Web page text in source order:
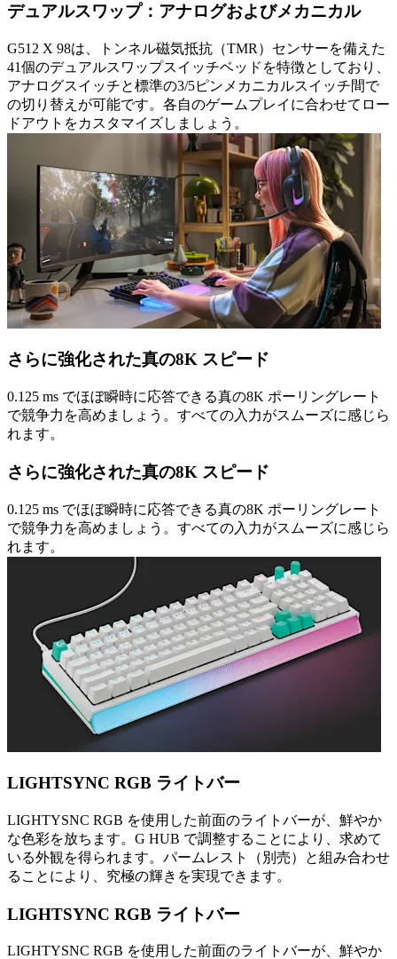
デュアルスワップ：アナログおよびメカニカル
G512 X 98は、トンネル磁気抵抗（TMR）センサーを備えた
41個のデュアルスワップスイッチベッドを特徴としており、
アナログスイッチと標準の3/5ピンメカニカルスイッチ間で
の切り替えが可能です。各自のゲームプレイに合わせてロー
ドアウトをカスタマイズしましょう。
さらに強化された真の8K スピード
0.125 ms でほぼ瞬時に応答できる真の8K ポーリングレート
で競争力を高めましょう。すべての入力がスムーズに感じら
れます。
さらに強化された真の8K スピード
0.125 ms でほぼ瞬時に応答できる真の8K ポーリングレート
で競争力を高めましょう。すべての入力がスムーズに感じら
れます。
LIGHTSYNC RGB ライトバー
LIGHTYSNC RGB を使用した前面のライトバーが、鮮やか
な色彩を放ちます。G HUB で調整することにより、求めて
いる外観を得られます。パームレスト（別売）と組み合わせ
ることにより、究極の輝きを実現できます。
LIGHTSYNC RGB ライトバー
LIGHTYSNC RGB を使用した前面のライトバーが、鮮やか